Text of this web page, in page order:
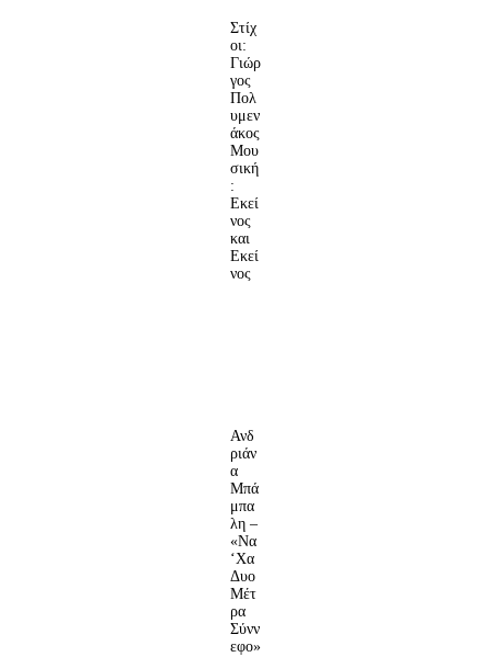
Στίχ
οι:
Γιώρ
γος
Πολ
υμεν
άκος
Μου
σική
:
Εκεί
νος
και
Εκεί
νος
Ανδ
ριάν
α
Μπά
μπα
λη –
«Να
‘Χα
Δυο
Μέτ
ρα
Σύνν
εφο»